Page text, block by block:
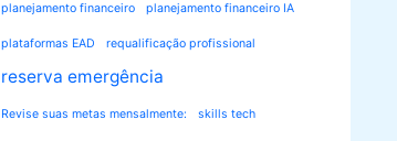
planejamento financeiro planejamento financeiro IA
plataformas EAD requalificação profissional
reserva emergência
Revise suas metas mensalmente: skills tech